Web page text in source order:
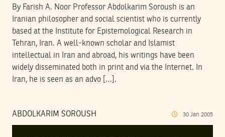
By Farish A. Noor Professor Abdolkarim Soroush is an
Iranian philosopher and social scientist who is currently
based at the Institute for Epistemological Research in
Tehran, Iran. A well-known scholar and Islamist
intellectual in Iran and abroad, his writings have been
widely disseminated both in print and via the Internet. In
Iran, he is seen as an advo […].
ABDOLKARIM SOROUSH 30 Jan 2005